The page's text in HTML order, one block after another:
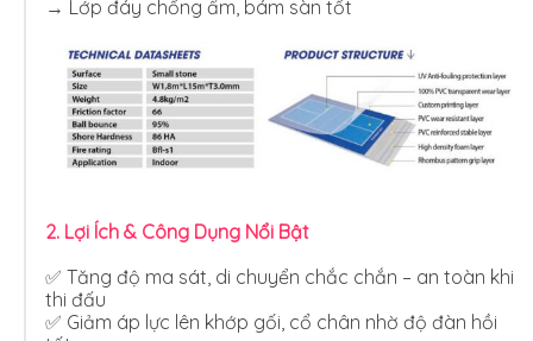
→ Lớp đáy chống ẩm, bám sàn tốt
2. Lợi Ích & Công Dụng Nổi Bật
✅ Tăng độ ma sát, di chuyển chắc chắn – an toàn khi
thi đấu
✅ Giảm áp lực lên khớp gối, cổ chân nhờ độ đàn hồi